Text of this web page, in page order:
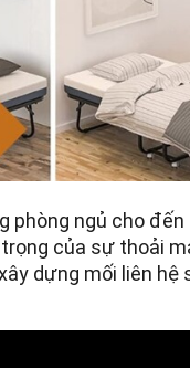
phòng ngủ cho đến
của sự thoải
dựng mối liên hệ